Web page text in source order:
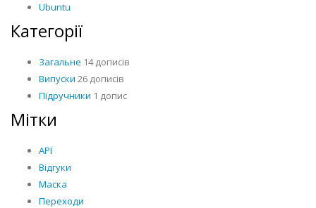
Ubuntu
Категорії
Загальне 14 дописів
Випуски 26 дописів
Підручники 1 допис
Мітки
API
Відгуки
Маска
Переходи